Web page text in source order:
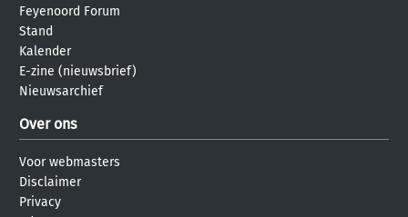
Feyenoord Forum
Stand
Kalender
E-zine (nieuwsbrief)
Nieuwsarchief
Over ons
Voor webmasters
Disclaimer
Privacy